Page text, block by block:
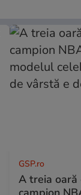
GSP.ro
A treia oară